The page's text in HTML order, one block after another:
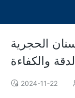
الحجرية
والكفاءة
2024-11-22